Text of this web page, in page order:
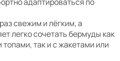
свежим и лёгким, а
легко сочетать бермуды как
так и с жакетами или